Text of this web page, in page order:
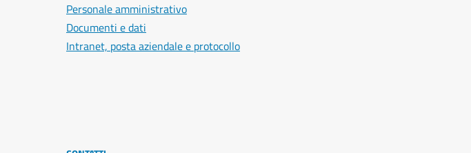
Personale amministrativo
Documenti e dati
Intranet, posta aziendale e protocollo